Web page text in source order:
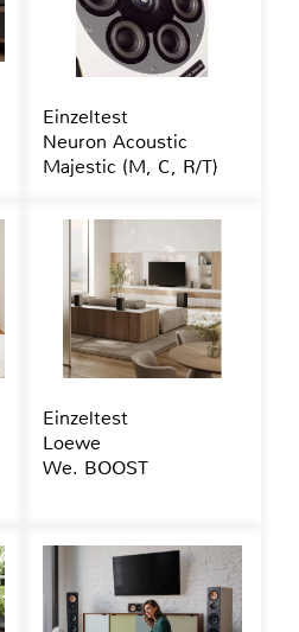
Einzeltest
Neuron Acoustic
Majestic (M, C, R/T)
Einzeltest
Loewe
We. BOOST